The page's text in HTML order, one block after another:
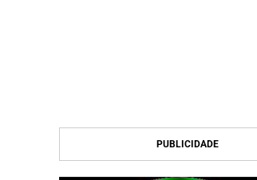
PUBLICIDADE